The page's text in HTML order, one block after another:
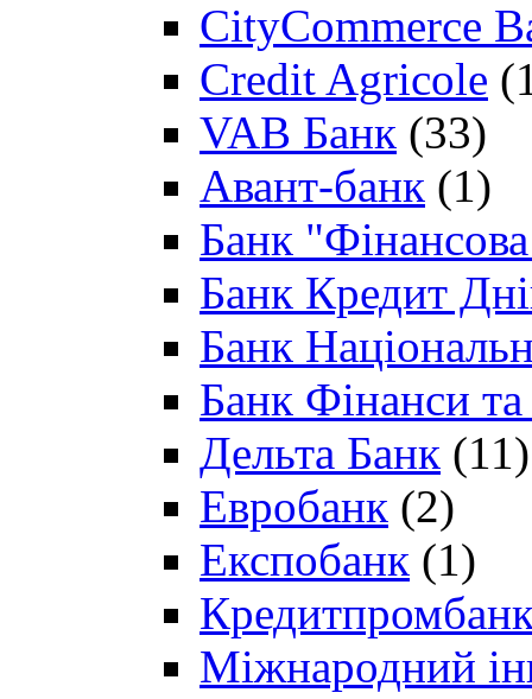
CityCommerce
Credit Agricole
VAB Банк (33)
Авант-банк (1)
Банк "Фінансова
Банк Кредит
Банк
Банк Фінанси
Дельта Банк (11)
Евробанк (2)
Експобанк (1)
Міжнародний